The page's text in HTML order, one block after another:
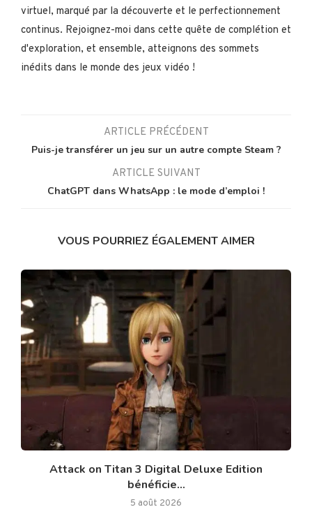
virtuel, marqué par la découverte et le perfectionnement
continus. Rejoignez-moi dans cette quête de complétion et
d'exploration, et ensemble, atteignons des sommets
inédits dans le monde des jeux vidéo !
ARTICLE PRÉCÉDENT
Puis-je transférer un jeu sur un autre compte Steam ?
ARTICLE SUIVANT
ChatGPT dans WhatsApp : le mode d’emploi !
VOUS POURRIEZ ÉGALEMENT AIMER
Attack on Titan 3 Digital Deluxe Edition
bénéficie...
5 août 2026